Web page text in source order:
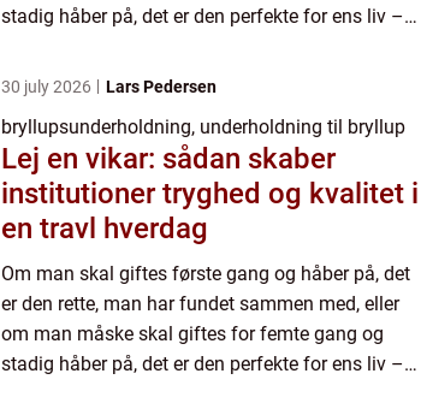
stadig håber på, det er den perfekte for ens liv –
30 july 2026 Lars Pedersen
bryllupsunderholdning, underholdning til bryllup
Lej en vikar: sådan skaber
institutioner tryghed og kvalitet i
en travl hverdag
Om man skal giftes første gang og håber på, det
er den rette, man har fundet sammen med, eller
om man måske skal giftes for femte gang og
stadig håber på, det er den perfekte for ens liv –